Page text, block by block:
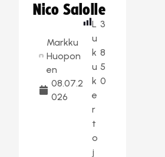
Nico Salolle
Markku
Huopon
en
08.07.2
026
L
u
k
u
k
e
r
t
o
j
3
8
5
0